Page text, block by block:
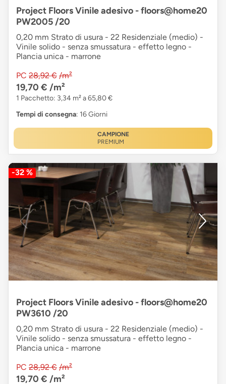
Project Floors Vinile adesivo - floors@home20
PW2005 /20
0,20 mm Strato di usura - 22 Residenziale (medio) -
Vinile solido - senza smussatura - effetto legno -
Plancia unica - marrone
PC 28,92 € /m²
19,70 € /m²
1 Pacchetto: 3,34 m² a 65,80 €
Tempi di consegna: 16 Giorni
CAMPIONE
PREMIUM
-32 %
Project Floors Vinile adesivo - floors@home20
PW3610 /20
0,20 mm Strato di usura - 22 Residenziale (medio) -
Vinile solido - senza smussatura - effetto legno -
Plancia unica - marrone
PC 28,92 € /m²
19,70 € /m²